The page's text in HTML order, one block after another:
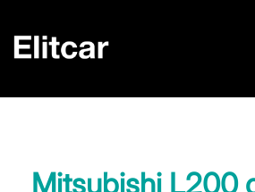
Mitsubishi L200